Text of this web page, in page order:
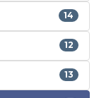
14
12
13